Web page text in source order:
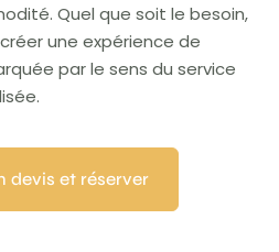
Quel que soit le besoin,
une expérience de
par le sens du service
devis et réserver